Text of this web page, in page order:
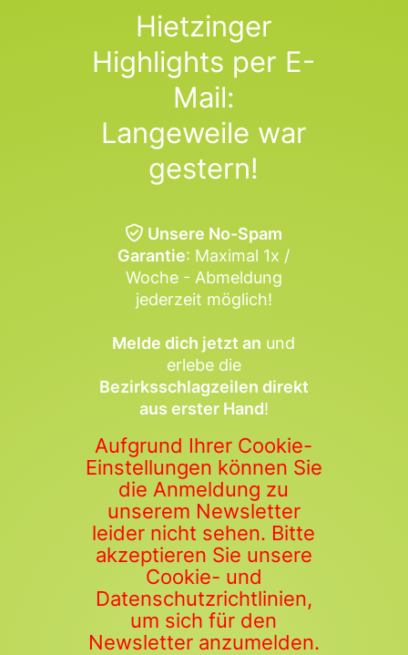
Hietzinger
Highlights per E-
Mail:
Langeweile war
gestern!
Unsere No-Spam
Garantie: Maximal 1x /
Woche - Abmeldung
jederzeit möglich!
Melde dich jetzt an und
erlebe die
Bezirksschlagzeilen direkt
aus erster Hand!
Aufgrund Ihrer Cookie-
Einstellungen können Sie
die Anmeldung zu
unserem Newsletter
leider nicht sehen. Bitte
akzeptieren Sie unsere
Cookie- und
Datenschutzrichtlinien,
um sich für den
Newsletter anzumelden.